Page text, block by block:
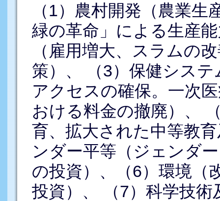
（1）農村開発（農業
緑の革命」による生産
（雇用増大、スラムの
策）、 （3）保健シス
アクセスの確保。一次
おける料金の撤廃）、
育、拡大された中等教
ンダー平等（ジェンダ
の投資）、（6）環境（
投資）、 （7）科学技